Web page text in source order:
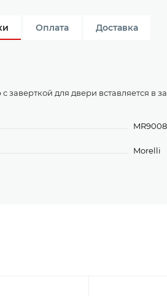
Оплата Доставка
заверткой для двери вставляется в
Morelli